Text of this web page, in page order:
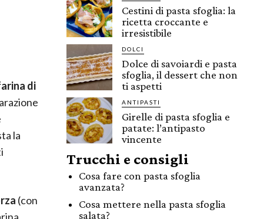
di
la
(con
Cestini di pasta sfoglia: la
ricetta croccante e
irresistibile
DOLCI
Dolce di savoiardi e pasta
sfoglia, il dessert che non
ti aspetti
ANTIPASTI
Girelle di pasta sfoglia e
patate: l’antipasto
vincente
Trucchi e consigli
Cosa fare con pasta sfoglia
avanzata?
Cosa mettere nella pasta sfoglia
salata?